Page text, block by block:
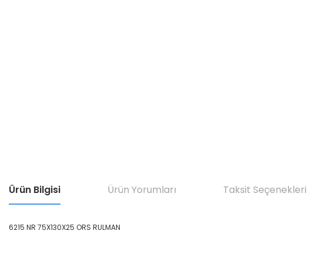
Ürün Bilgisi Ürün Yorumları Taksit Seçenekleri
6215 NR 75X130X25 ORS RULMAN